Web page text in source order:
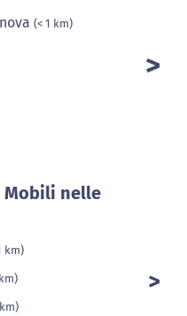
(< 1 km)
Mobili nelle
km)